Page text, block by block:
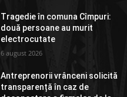
Tragedie în comuna Cîmpuri:
două persoane au murit
electrocutate
6 august 2026
Antreprenorii vrânceni solicită
transparență în caz de